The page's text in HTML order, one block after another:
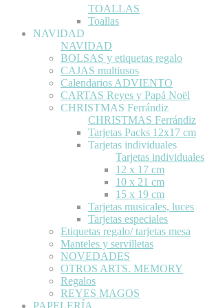
TOALLAS
Toallas
NAVIDAD
NAVIDAD
BOLSAS y etiquetas regalo
CAJAS multiusos
Calendarios ADVIENTO
CARTAS Reyes y Papá Noël
CHRISTMAS Ferrándiz
CHRISTMAS Ferrándiz
Tarjetas Packs 12x17 cm
Tarjetas individuales
Tarjetas individuales
12 x 17 cm
10 x 21 cm
15 x 19 cm
Tarjetas musicales, luces
Tarjetas especiales
Etiquetas regalo/ tarjetas mesa
Manteles y servilletas
NOVEDADES
OTROS ARTS. MEMORY
Regalos
REYES MAGOS
PAPELERÍA